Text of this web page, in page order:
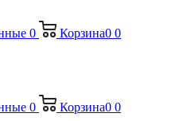
0 Корзина0 0
0 Корзина0 0